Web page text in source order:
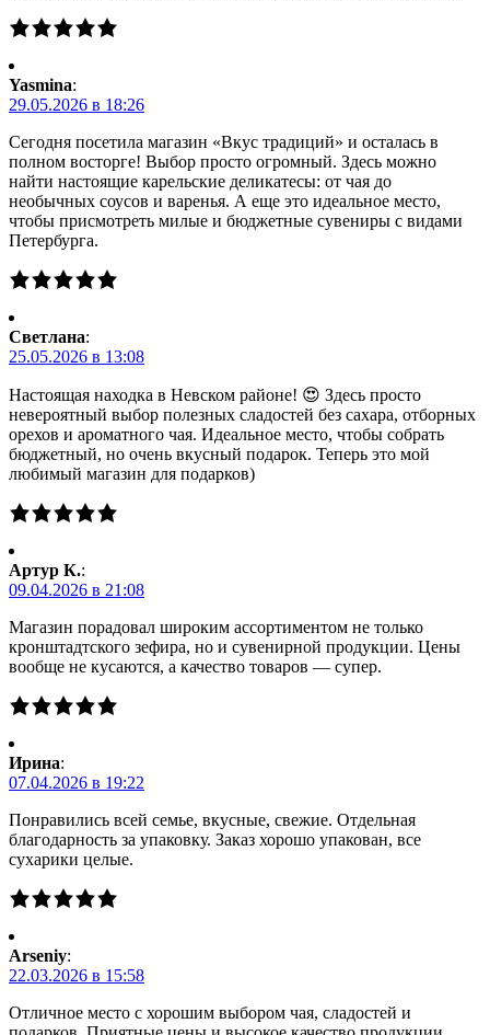
Yasmina:
29.05.2026 в 18:26
Сегодня посетила магазин «Вкус традиций» и осталась в
полном восторге! Выбор просто огромный. Здесь можно
найти настоящие карельские деликатесы: от чая до
необычных соусов и варенья. А еще это идеальное место,
чтобы присмотреть милые и бюджетные сувениры с видами
Петербурга.
Светлана:
25.05.2026 в 13:08
Настоящая находка в Невском районе! 😍 Здесь просто
невероятный выбор полезных сладостей без сахара, отборных
орехов и ароматного чая. Идеальное место, чтобы собрать
бюджетный, но очень вкусный подарок. Теперь это мой
любимый магазин для подарков)
Артур К.:
09.04.2026 в 21:08
Магазин порадовал широким ассортиментом не только
кронштадтского зефира, но и сувенирной продукции. Цены
вообще не кусаются, а качество товаров — супер.
Ирина:
07.04.2026 в 19:22
Понравились всей семье, вкусные, свежие. Отдельная
благодарность за упаковку. Заказ хорошо упакован, все
сухарики целые.
Arseniy:
22.03.2026 в 15:58
Отличное место с хорошим выбором чая, сладостей и